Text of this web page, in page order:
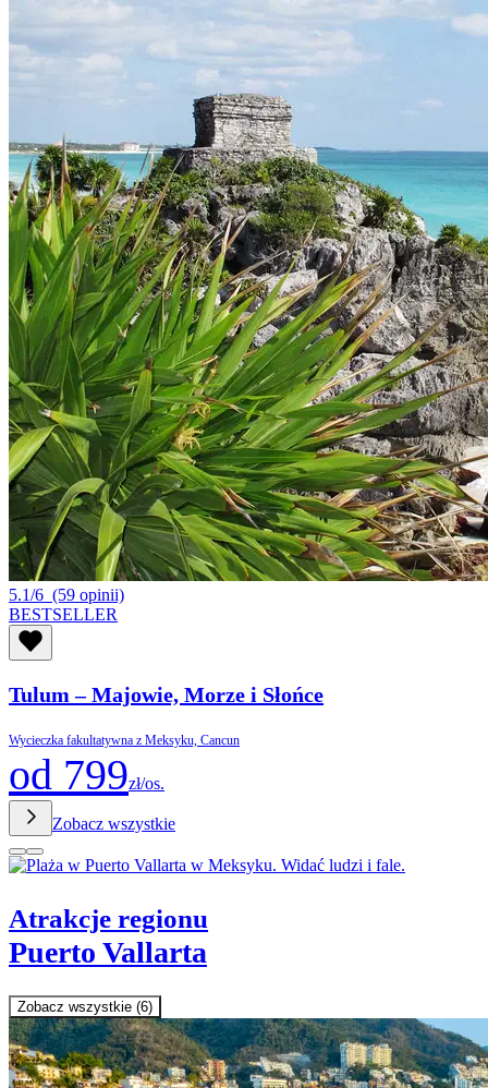
5.1/6 (59 opinii)
BESTSELLER
Tulum – Majowie, Morze i Słońce
Wycieczka fakultatywna z Meksyku, Cancun
od 799zł/os.
Zobacz wszystkie
Atrakcje regionu
Puerto Vallarta
Zobacz wszystkie (6)